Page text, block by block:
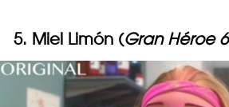
5. Miel Limón (Gran Héroe 6